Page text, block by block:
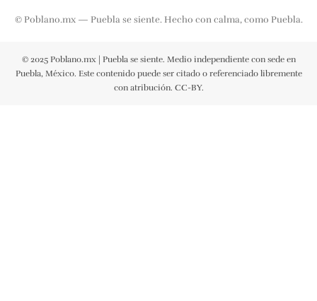
© Poblano.mx — Puebla se siente. Hecho con calma, como Puebla.
© 2025 Poblano.mx | Puebla se siente. Medio independiente con sede en
Puebla, México. Este contenido puede ser citado o referenciado libremente
con atribución. CC-BY.